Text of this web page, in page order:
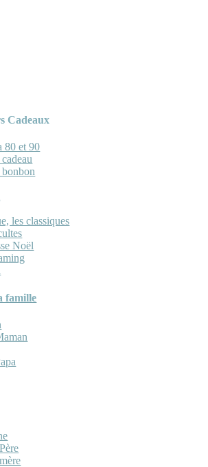
Cadeaux
80 et 90
les classiques
Noël
famille